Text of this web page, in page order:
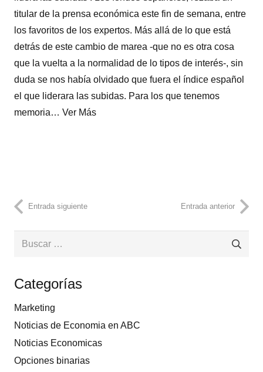
titular de la prensa económica este fin de semana, entre
los favoritos de los expertos. Más allá de lo que está
detrás de este cambio de marea -que no es otra cosa
que la vuelta a la normalidad de lo tipos de interés-, sin
duda se nos había olvidado que fuera el índice español
el que liderara las subidas. Para los que tenemos
memoria… Ver Más
Entrada siguiente Entrada anterior
Buscar:
Categorías
Marketing
Noticias de Economia en ABC
Noticias Economicas
Opciones binarias